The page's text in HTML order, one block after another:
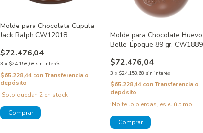
Molde para Chocolate Cupula
Jack Ralph CW12018
$72.476,04
3 x $24.158,68 sin interés
$65.228,44 con Transferencia o
depósito
¡Solo quedan 2 en stock!
Molde para Chocolate Huevo
Belle-Époque 89 gr. CW1889
$72.476,04
3 x $24.158,68 sin interés
$65.228,44 con Transferencia o
depósito
¡No te lo pierdas, es el último!